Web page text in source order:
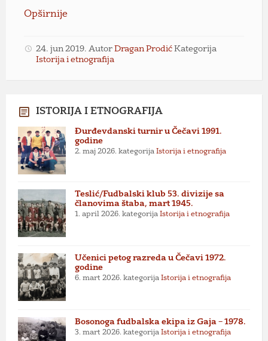
Opširnije
24. jun 2019. Autor Dragan Prodić Kategorija
Istorija i etnografija
ISTORIJA I ETNOGRAFIJA
Đurđevdanski turnir u Čečavi 1991.
godine
2. maj 2026. kategorija Istorija i etnografija
Teslić/Fudbalski klub 53. divizije sa
članovima štaba, mart 1945.
1. april 2026. kategorija Istorija i etnografija
Učenici petog razreda u Čečavi 1972.
godine
6. mart 2026. kategorija Istorija i etnografija
Bosonoga fudbalska ekipa iz Gaja – 1978.
3. mart 2026. kategorija Istorija i etnografija